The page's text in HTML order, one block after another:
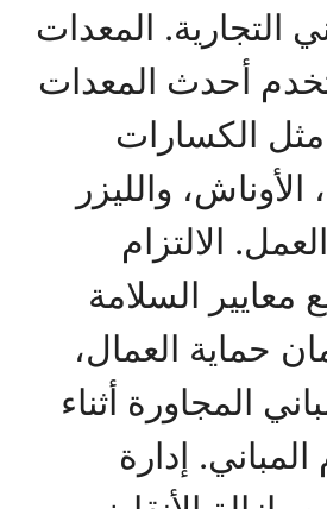
التجارية. المعدات
أحدث المعدات
مثل الكسارات
الأوناش، والليزر
الالتزام
معايير السلامة
حماية العمال،
المجاورة أثناء
إدارة